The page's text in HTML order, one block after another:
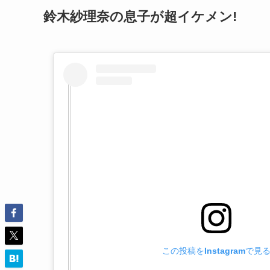
鈴木紗理奈の息子が超イケメン!
この投稿をInstagramで見る